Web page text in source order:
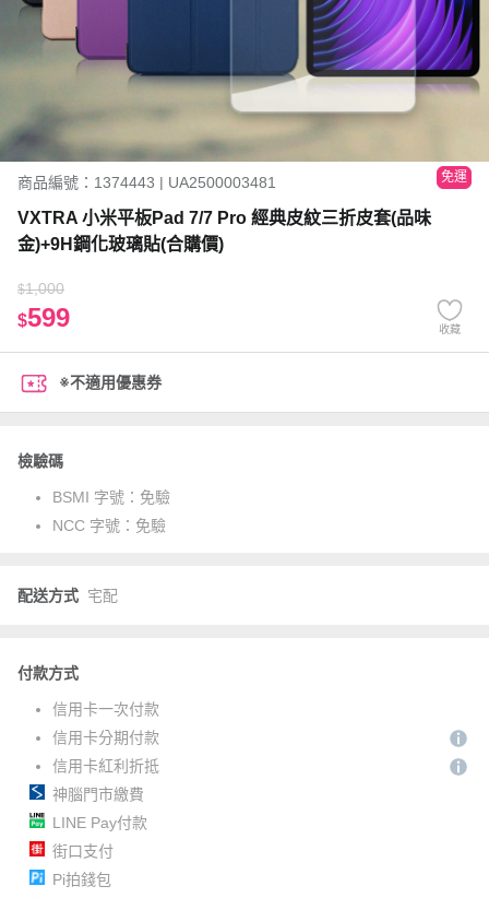
商品編號：1374443 | UA2500003481 免運
VXTRA 小米平板Pad 7/7 Pro 經典皮紋三折皮套(品味
金)+9H鋼化玻璃貼(合購價)
$1,000
$599 收藏
※不適用優惠券
檢驗碼
BSMI 字號： 免驗
NCC 字號： 免驗
配送方式 宅配
付款方式
信用卡一次付款
信用卡分期付款
信用卡紅利折抵
神腦門市繳費
LINE Pay付款
街口支付
Pi拍錢包